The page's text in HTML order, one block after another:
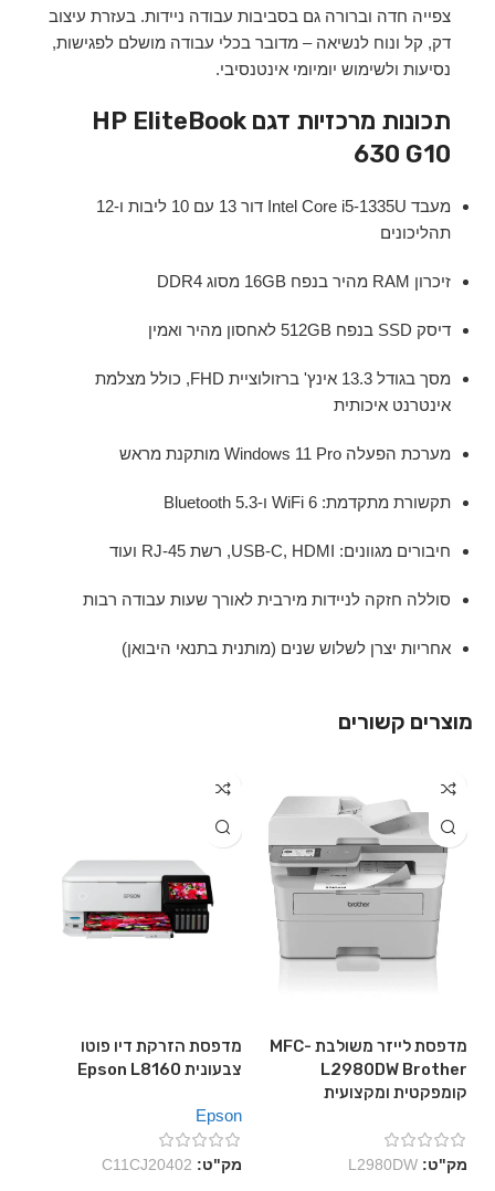
צפייה חדה וברורה גם בסביבות עבודה ניידות. בעזרת עיצוב
דק, קל ונוח לנשיאה – מדובר בכלי עבודה מושלם לפגישות,
נסיעות ולשימוש יומיומי אינטנסיבי.
תכונות מרכזיות דגם HP EliteBook
630 G10
מעבד Intel Core i5-1335U דור 13 עם 10 ליבות ו-12
תהליכונים
זיכרון RAM מהיר בנפח 16GB מסוג DDR4
דיסק SSD בנפח 512GB לאחסון מהיר ואמין
מסך בגודל 13.3 אינץ' ברזולוציית FHD, כולל מצלמת
אינטרנט איכותית
מערכת הפעלה Windows 11 Pro מותקנת מראש
תקשורת מתקדמת: WiFi 6 ו-Bluetooth 5.3
חיבורים מגוונים: USB-C, HDMI, רשת RJ-45 ועוד
סוללה חזקה לניידות מירבית לאורך שעות עבודה רבות
אחריות יצרן לשלוש שנים (מותנית בתנאי היבואן)
מוצרים קשורים
מדפסת לייזר משולבת MFC-
L2980DW Brother
קומפקטית ומקצועית
מק"ט: L2980DW
מדפסת הזרקת דיו פוטו
צבעונית Epson L8160
Epson
מק"ט: C11CJ20402